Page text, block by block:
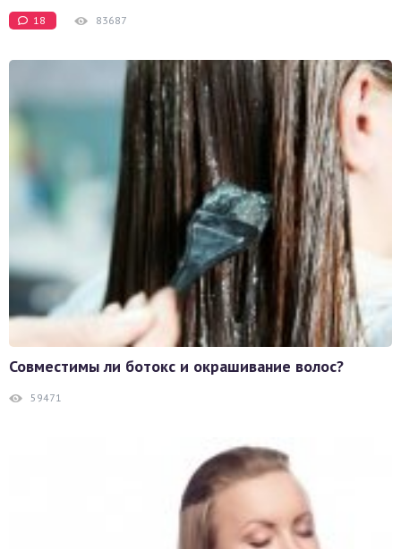
18 83687
Совместимы ли ботокс и окрашивание волос?
59471